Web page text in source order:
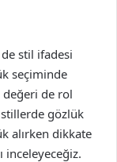
de stil ifadesi
seçiminde
değeri de rol
stillerde gözlük
alırken dikkate
inceleyeceğiz.